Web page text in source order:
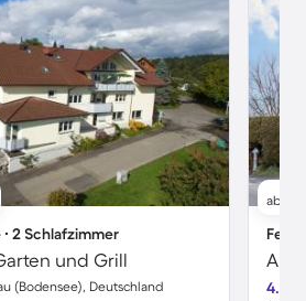
∙ 2 Schlafzimmer
und Grill
(Bodensee), Deutschland
ab
4.5